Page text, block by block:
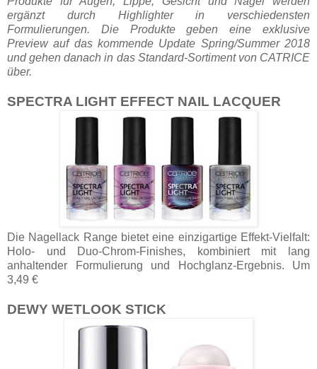
ergänzt durch Highlighter in verschiedensten
Formulierungen. Die Produkte geben eine exklusive
Preview auf das kommende Update Spring/Summer 2018
und gehen danach in das Standard-Sortiment von CATRICE
über.
SPECTRA LIGHT EFFECT NAIL LACQUER
Die Nagellack Range bietet eine einzigartige Effekt-Vielfalt:
Holo- und Duo-Chrom-Finishes, kombiniert mit lang
anhaltender Formulierung und Hochglanz-Ergebnis. Um
3,49 €
DEWY WETLOOK STICK